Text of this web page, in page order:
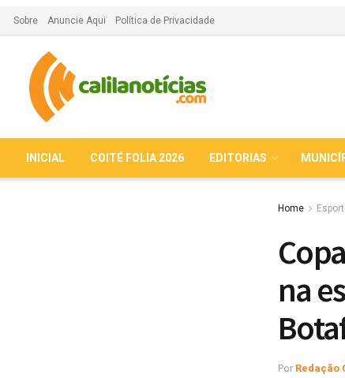
Sobre Anuncie Aqui Política de Privacidade
INICIAL COITÉ FOLIA 2026 EDITORIAS
Home
na
Por Redação